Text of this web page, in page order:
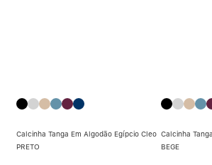
Calcinha Tanga Em Algodão Egípcio Cleo
PRETO
Calcinha
BEGE
9 Sutiã Sustentação
10º Sutiã Bojo Aro